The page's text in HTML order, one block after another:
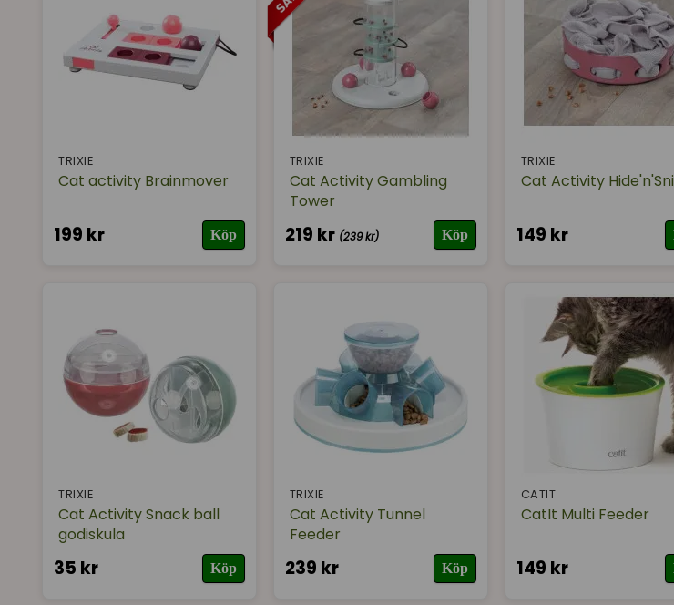
TRIXIE
Cat activity Brainmover
199 kr Köp
TRIXIE
Cat Activity Gambling
Tower
219 kr (239 kr) Köp
TRIXIE
Cat Activity
149 kr
TRIXIE
Cat Activity Snack ball
godiskula
35 kr Köp
TRIXIE
Cat Activity Tunnel
Feeder
239 kr Köp
CATIT
CatIt Multi Feeder
149 kr